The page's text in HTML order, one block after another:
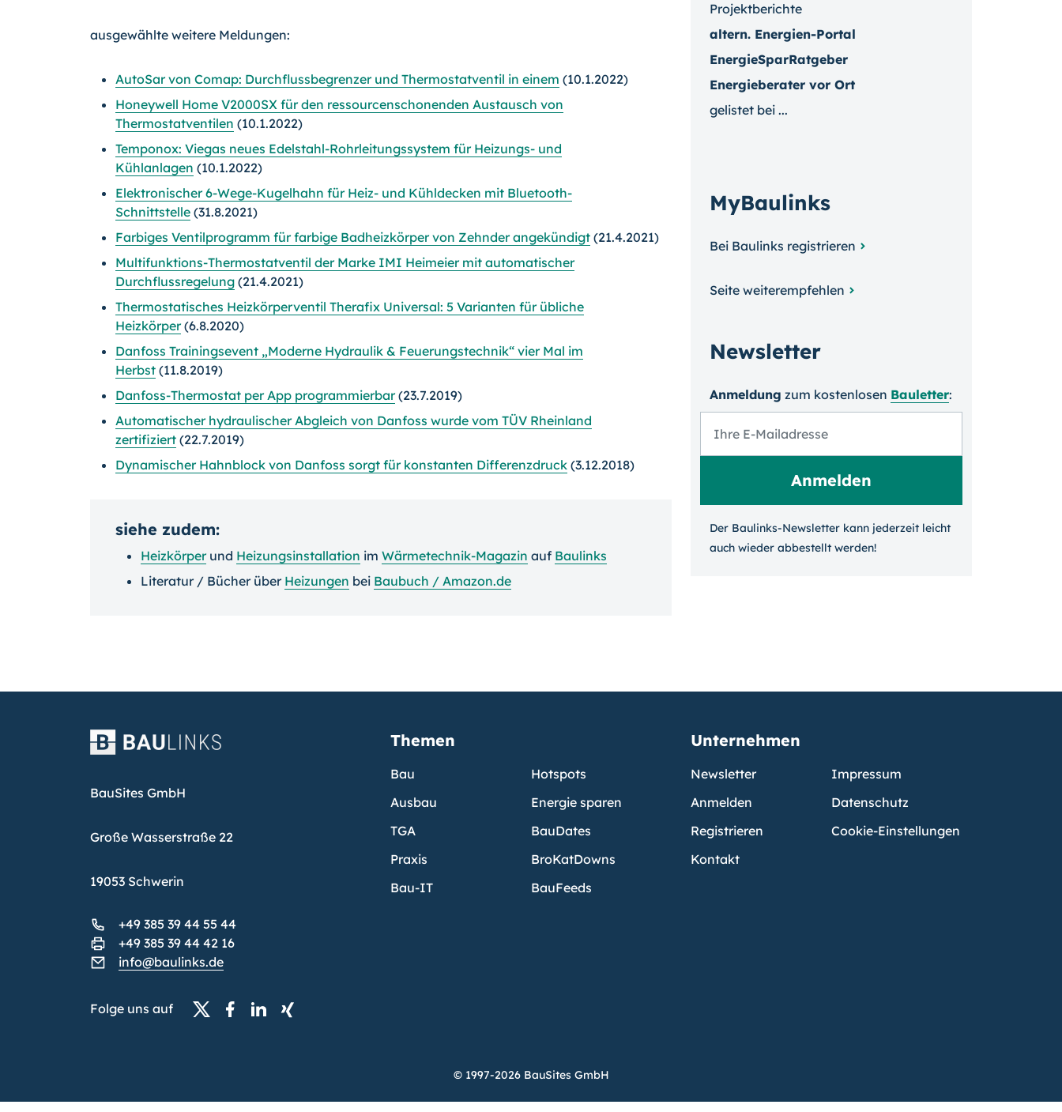
ausgewählte weitere Meldungen:
AutoSar von Comap: Durchflussbegrenzer und Thermostatventil in einem (10.1.2022)
Honeywell Home V2000SX für den ressourcenschonenden Austausch von
Thermostatventilen (10.1.2022)
Temponox: Viegas neues Edelstahl-Rohrleitungssystem für Heizungs- und
Kühlanlagen (10.1.2022)
Elektronischer 6-Wege-Kugelhahn für Heiz- und Kühldecken mit Bluetooth-
Schnittstelle (31.8.2021)
Farbiges Ventilprogramm für farbige Badheizkörper von Zehnder angekündigt (21.4.2021)
Multifunktions-Thermostatventil der Marke IMI Heimeier mit automatischer
Durchflussregelung (21.4.2021)
Thermostatisches Heizkörperventil Therafix Universal: 5 Varianten für übliche
Heizkörper(6.8.2020)
Danfoss Trainingsevent „Moderne Hydraulik & Feuerungstechnik“ vier Mal im
Herbst (11.8.2019)
Danfoss-Thermostat per App programmierbar(23.7.2019)
Automatischer hydraulischer Abgleich von Danfoss wurde vom TÜV Rheinland
zertifiziert (22.7.2019)
Dynamischer Hahnblock von Danfoss sorgt für konstanten Differenzdruck (3.12.2018)
siehe zudem:
Heizkörperund Heizungsinstallation im Wärmetechnik-Magazin auf Baulinks
Literatur / Bücher über Heizungen bei Baubuch / Amazon.de
Projektberichte
altern. Energien-Portal
EnergieSparRatgeber
Energieberater vor Ort
gelistet bei ...
MyBaulinks
Bei Baulinks registrieren
Seite weiterempfehlen
Newsletter
Anmeldung zum kosten­losen Bauletter:
Der Baulinks-Newsletter kann jeder­zeit leicht
auch wieder ab­bestellt werden!
BauSites GmbH
Große Wasserstraße 22
19053 Schwerin
+49 385 39 44 55 44
+49 385 39 44 42 16
info@baulinks.de
Folge uns auf
Themen
Bau
Ausbau
TGA
Praxis
Bau-IT
Hotspots
Energie sparen
BauDates
BroKatDowns
BauFeeds
Unternehmen
Newsletter
Anmelden
Registrieren
Kontakt
Impressum
Datenschutz
Cookie-Einstellungen
© 1997-2026 BauSites GmbH